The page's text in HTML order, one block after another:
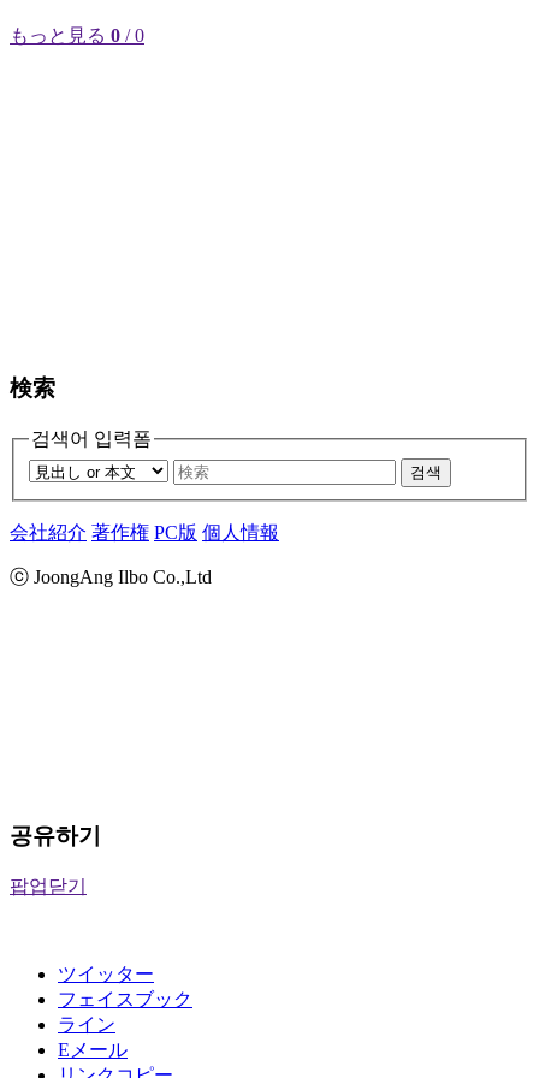
もっと見る 0 / 0
検索
검색어 입력폼
검색
会社紹介 著作権 PC版 個人情報
ⓒ JoongAng Ilbo Co.,Ltd
공유하기
팝업닫기
ツイッター
フェイスブック
ライン
Eメール